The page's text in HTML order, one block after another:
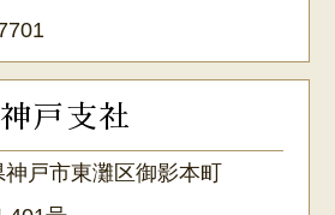
神戸支社
戸市東灘区御影本町